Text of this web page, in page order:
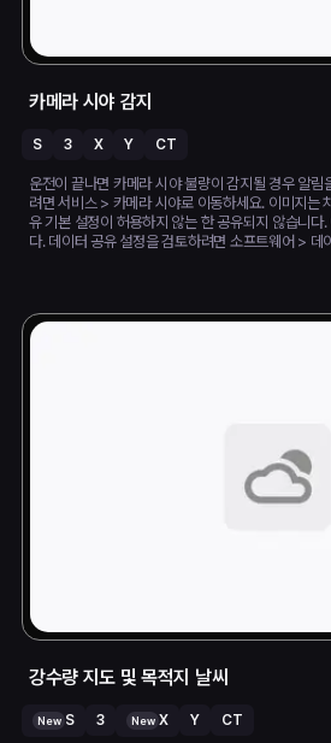
카메라 시야 감지
S 3 X Y CT
운전이 끝나면 카메라 시야 불량이 감지될 경우 알림
려면 서비스 > 카메라 시야로 이동하세요. 이미지는
유 기본 설정이 허용하지 않는 한 공유되지 않습니다
다. 데이터 공유 설정을 검토하려면 소프트웨어 > 데
강수량 지도 및 목적지 날씨
New S 3 New X Y CT